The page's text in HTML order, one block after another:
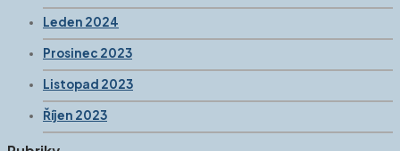
Leden 2024
Prosinec 2023
Listopad 2023
Říjen 2023